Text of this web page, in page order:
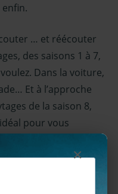
… et réécouter
des saisons 1 à 7,
Dans la voiture,
Et à l’approche
de la saison 8,
pour vous
l’histoire là
×